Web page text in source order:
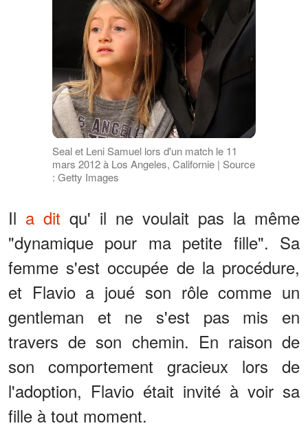
Seal et Leni Samuel lors d'un match le 11
mars 2012 à Los Angeles, Californie | Source
: Getty Images
Il a dit qu' il ne voulait pas la même
"dynamique pour ma petite fille". Sa
femme s'est occupée de la procédure,
et Flavio a joué son rôle comme un
gentleman et ne s'est pas mis en
travers de son chemin. En raison de
son comportement gracieux lors de
l'adoption, Flavio était invité à voir sa
fille à tout moment.